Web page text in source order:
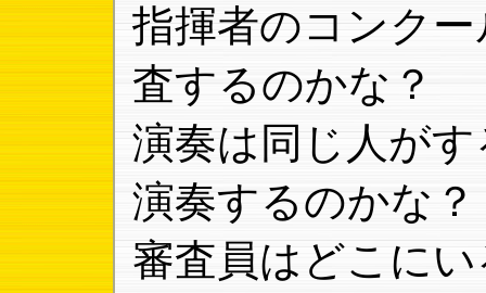
指揮者のコンク
査するのかな？
演奏は同じ人が
演奏するのかな？
審査員はどこに